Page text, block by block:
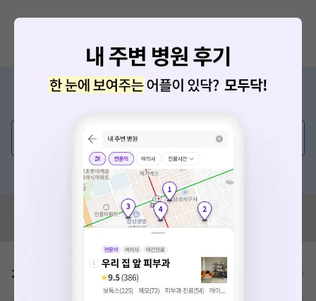
증상/치료, 궁금한 점이 있나요?
💬 무엇이든 물어보세요
혹은, 의료상담 서비스에 다양한 게시글 보러가기
혹시 잘못된 병원정보가 있나요?
모두닥 팀에 알려주세요!
가격표 비급여/급여 진료란?